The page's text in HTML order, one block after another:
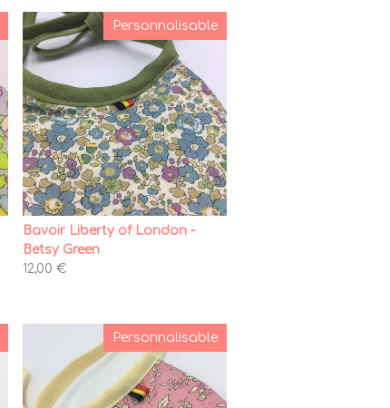
Personnalisable
Bavoir Liberty of London -
Betsy Green
12,00 €
Personnalisable